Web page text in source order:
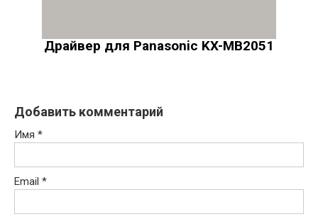
Драйвер для Panasonic KX-MB2051
Добавить комментарий
Имя *
Email *